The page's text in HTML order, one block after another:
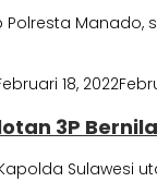
Polresta
18, 2022
3P
Kapolda